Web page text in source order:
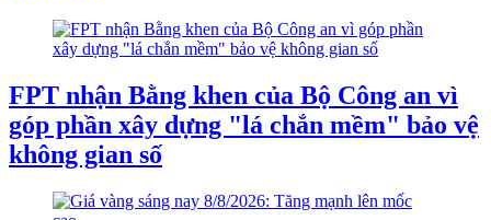
FPT nhận Bằng khen của Bộ Công an vì
góp phần xây dựng "lá chắn mềm" bảo vệ
không gian số